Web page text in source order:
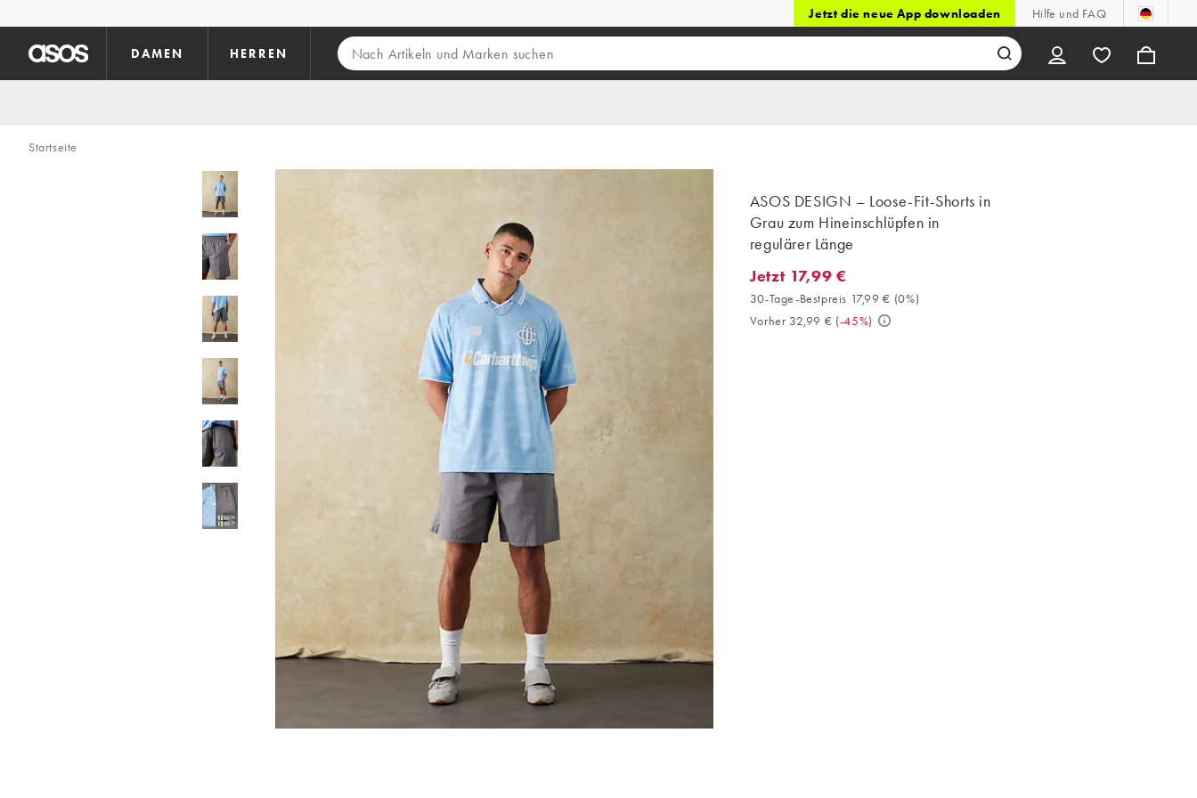
Jetzt die neue App downloaden Hilfe und FAQ
DAMEN HERREN
Startseite
ASOS DESIGN – Loose-Fit-Shorts in
Grau zum Hineinschlüpfen in
regulärer Länge
Jetzt 17,99 €. 30-Tage-Bestpreis 17,99 € (0%). Vorher 32,99 €. (-45%)
Jetzt 17,99 €
30-Tage-Bestpreis 17,99 € (0%)
Vorher 32,99 € (-45%)